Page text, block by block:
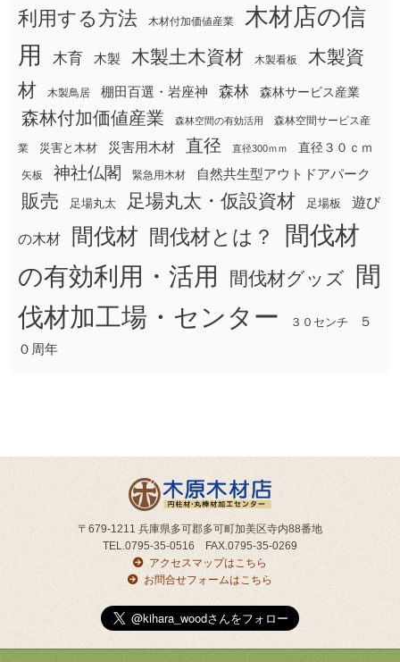
利用する方法
木材付加価値産業
木材店の信
用
木育 木製 木製土木資材 木製看板
木製資
材
木製鳥居 棚田百選・岩座神 森林 森林サービス産業
森林付加価値産業 森林空間の有効活用 森林空間サービス産
業 災害と木材 災害用木材 直径 直径300ｍｍ 直径３０ｃｍ
矢板 神社仏閣 緊急用木材 自然共生型アウトドアパーク
販売 足場丸太 足場丸太・仮設資材 足場板 遊び
の木材 間伐材 間伐材とは？
間伐材
の有効利用・活用
間伐材グッズ
間
伐材加工場・センター
３０センチ
５
０周年
〒679-1211 兵庫県多可郡多可町加美区寺内88番地
TEL.0795-35-0516 FAX.0795-35-0269
アクセスマップはこちら
お問合せフォームはこちら